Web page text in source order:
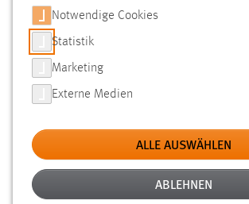
Hochschule Aktuelles News der OTH Amberg-
DAS LIEF GUT: OTH-TEAM
ERFOLGREICH BEIM NOFI-
2016
10.05.2016
Der NOFI-Lauf in Weiden hat die
Notwendige Cookies
Statistik
Marketing
Externe Medien
ALLE AUSWÄHLEN
ABLEHNEN